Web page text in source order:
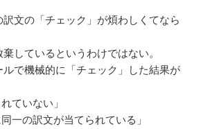
訳文の「チェック」が煩わしくてなら
しているというわけではない。
で機械的に「チェック」した結果が
ていない」
一の訳文が当てられている」